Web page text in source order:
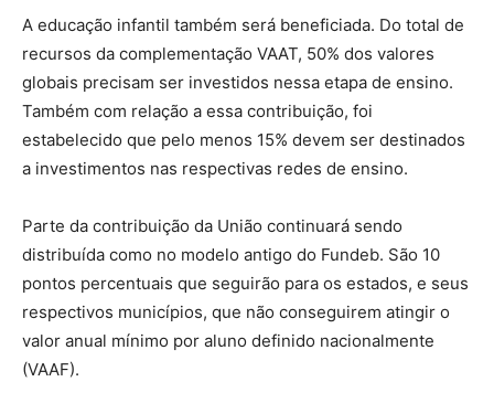
A educação infantil também será beneficiada. Do total de
recursos da complementação VAAT, 50% dos valores
globais precisam ser investidos nessa etapa de ensino.
Também com relação a essa contribuição, foi
estabelecido que pelo menos 15% devem ser destinados
a investimentos nas respectivas redes de ensino.
Parte da contribuição da União continuará sendo
distribuída como no modelo antigo do Fundeb. São 10
pontos percentuais que seguirão para os estados, e seus
respectivos municípios, que não conseguirem atingir o
valor anual mínimo por aluno definido nacionalmente
(VAAF).